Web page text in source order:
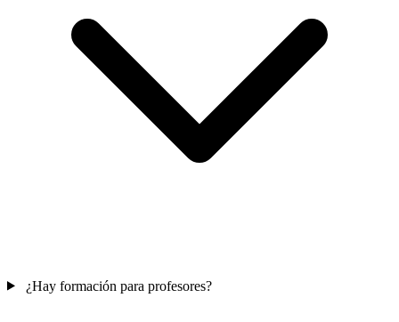
¿Hay formación para profesores?